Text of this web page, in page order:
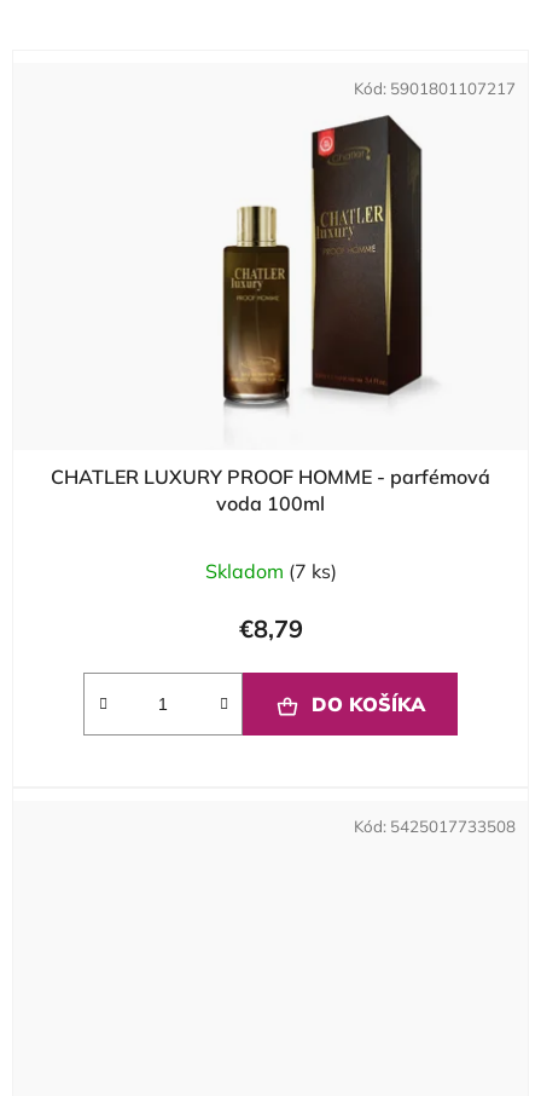
CHATLER LUXURY PROOF HOMME - parfémová
voda 100ml
Skladom (7 ks)
€8,79
DO KOŠÍKA
Kód: 5901801107217
Kód: 5425017733508